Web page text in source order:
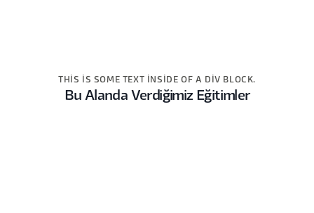
THIS IS SOME TEXT INSIDE OF A DIV BLOCK.
Bu Alanda Verdiğimiz Eğitimler